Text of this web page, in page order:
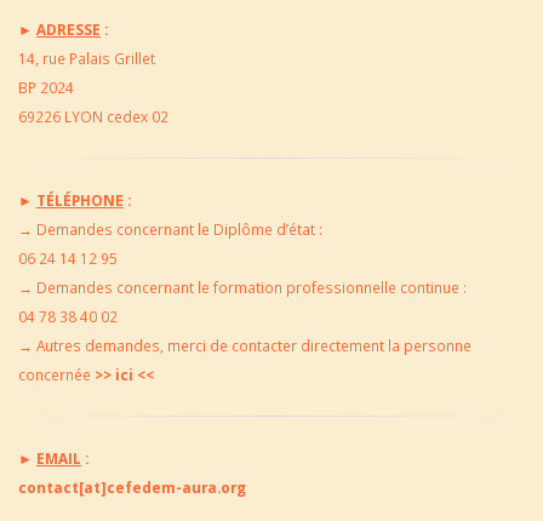
► ADRESSE :
14, rue Palais Grillet
BP 2024
69226 LYON cedex 02
► TÉLÉPHONE :
→ Demandes concernant le Diplôme d’état :
06 24 14 12 95
→ Demandes concernant le formation professionnelle continue :
04 78 38 40 02
→ Autres demandes, merci de contacter directement la personne
concernée >> ici <<
► EMAIL :
contact[at]cefedem-aura.org